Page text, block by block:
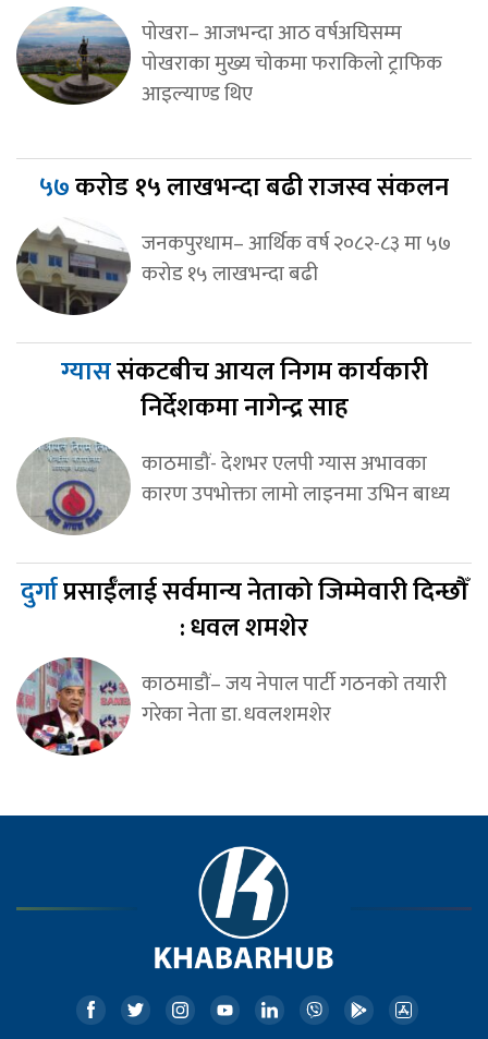
पोखरा– आजभन्दा आठ वर्षअघिसम्म
पोखराका मुख्य चोकमा फराकिलो ट्राफिक
आइल्याण्ड थिए
५७करोड १५ लाखभन्दा बढी राजस्व संकलन
जनकपुरधाम– आर्थिक वर्ष २०८२-८३ मा ५७
करोड १५ लाखभन्दा बढी
ग्याससंकटबीच आयल निगम कार्यकारी
निर्देशकमा नागेन्द्र साह
काठमाडौं- देशभर एलपी ग्यास अभावका
कारण उपभोक्ता लामो लाइनमा उभिन बाध्य
दुर्गाप्रसाईँलाई सर्वमान्य नेताको जिम्मेवारी दिन्छौँ
: धवल शमशेर
काठमाडौं– जय नेपाल पार्टी गठनको तयारी
गरेका नेता डा. धवलशमशेर